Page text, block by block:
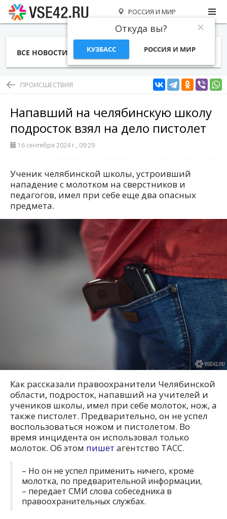
РОССИЯ И МИР
Откуда вы?
КУЗБАСС РОССИЯ И МИР
ВСЕ НОВОСТИ СТАТЬИ ТЕМЫ ФОТО
ПРОИСШЕСТВИЯ
Напавший на челябинскую школу
подросток взял на дело пистолет
16 сентября 2024 г., 09:29
Ученик челябинской школы, устроивший
нападение с молотком на сверстников и
педагогов, имел при себе еще два опасных
предмета.
Как рассказали правоохранители Челябинской
области, подросток, напавший на учителей и
учеников школы, имел при себе молоток, нож, а
также пистолет. Предварительно, он не успел
воспользоваться ножом и пистолетом. Во
время инцидента он использовал только
молоток. Об этом пишет агентство ТАСС.
– Но он не успел применить ничего, кроме
молотка, по предварительной информации,
– передает СМИ слова собеседника в
правоохранительных службах.